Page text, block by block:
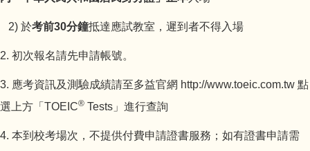
2) 於考前30分鐘抵達應試教室，遲到者不得入場
2. 初次報名請先申請帳號。
3. 應考資訊及測驗成績請至多益官網 http://www.toeic.com.tw 點
選上方「TOEIC® Tests」進行查詢
4. 本到校考場次，不提供付費申請證書服務；如有證書申請需